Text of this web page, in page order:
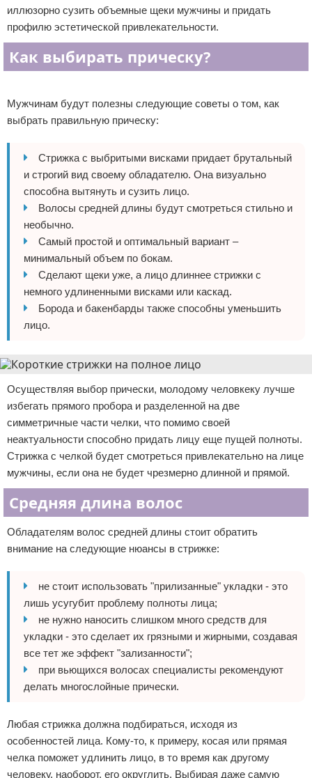
иллюзорно сузить объемные щеки мужчины и придать
профилю эстетической привлекательности.
Как выбирать прическу?
Мужчинам будут полезны следующие советы о том, как
выбрать правильную прическу:
Стрижка с выбритыми висками придает брутальный
и строгий вид своему обладателю. Она визуально
способна вытянуть и сузить лицо.
Волосы средней длины будут смотреться стильно и
необычно.
Самый простой и оптимальный вариант –
минимальный объем по бокам.
Сделают щеки уже, а лицо длиннее стрижки с
немного удлиненными висками или каскад.
Борода и бакенбарды также способны уменьшить
лицо.
Осуществляя выбор прически, молодому человкеку лучше
избегать прямого пробора и разделенной на две
симметричные части челки, что помимо своей
неактуальности способно придать лицу еще пущей полноты.
Стрижка с челкой будет смотреться привлекательно на лице
мужчины, если она не будет чрезмерно длинной и прямой.
Средняя длина волос
Обладателям волос средней длины стоит обратить
внимание на следующие нюансы в стрижке:
не стоит использовать "прилизанные" укладки - это
лишь усугубит проблему полноты лица;
не нужно наносить слишком много средств для
укладки - это сделает их грязными и жирными, создавая
все тет же эффект "зализанности";
при вьющихся волосах специалисты рекомендуют
делать многослойные прически.
Любая стрижка должна подбираться, исходя из
особенностей лица. Кому-то, к примеру, косая или прямая
челка поможет удлинить лицо, в то время как другому
человеку, наоборот, его округлить. Выбирая даже самую